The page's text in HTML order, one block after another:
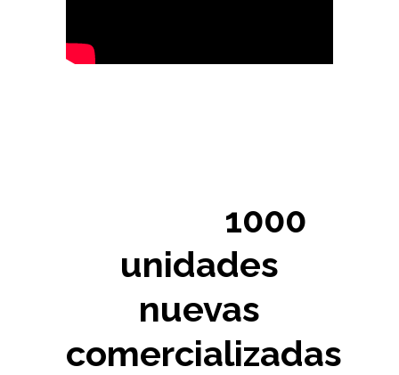
1000
unidades
nuevas
comercializadas